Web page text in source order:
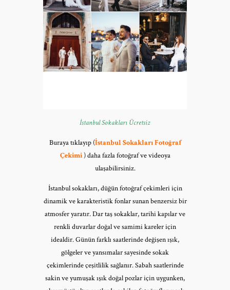
İstanbul Sokakları Ücretsiz
Buraya tıklayıp (İstanbul Sokakları Fotoğraf
Çekimi) daha fazla fotoğraf ve videoya
ulaşabilirsiniz.
İstanbul sokakları, düğün fotoğraf çekimleri için
dinamik ve karakteristik fonlar sunan benzersiz bir
atmosfer yaratır. Dar taş sokaklar, tarihi kapılar ve
renkli duvarlar doğal ve samimi kareler için
idealdir. Günün farklı saatlerinde değişen ışık,
gölgeler ve yansımalar sayesinde sokak
çekimlerinde çeşitlilik sağlanır. Sabah saatlerinde
sakin ve yumuşak ışık doğal pozlar için uygunken,